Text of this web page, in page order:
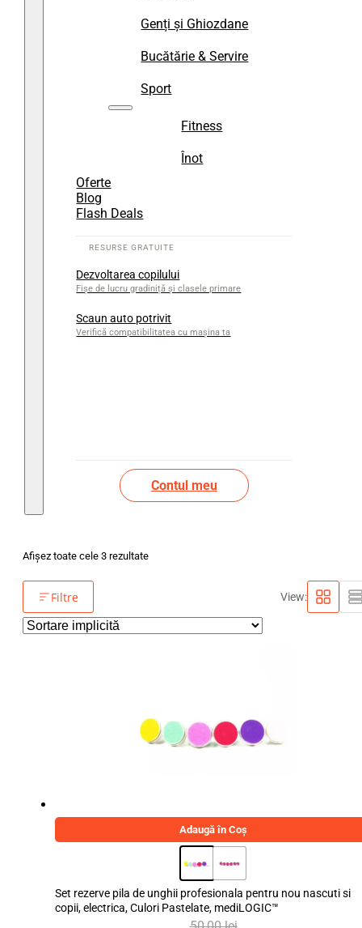
Genți și Ghiozdane
Bucătărie & Servire
Sport
Fitness
Înot
Oferte
Blog
Flash Deals
Dezvoltarea copilului
Fișe de lucru gradiniță și clasele primare
Scaun auto potrivit
Verifică compatibilitatea cu mașina ta
Contul meu
Filtre
Afișez toate cele 3 rezultate
View:
Adaugă în Coș
Set rezerve pila de unghii profesionala pentru nou nascuti si
copii, electrica, Culori Pastelate, mediLOGIC™